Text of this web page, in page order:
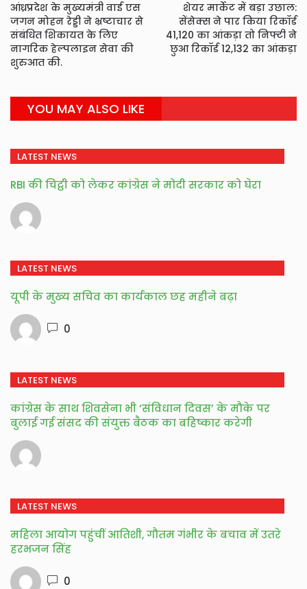
आंध्रप्रदेश के मुख्यमंत्री वाई एस
जगन मोहन रेड्डी ने भ्रष्टाचार से
संबंधित शिकायत के लिए
नागरिक हेल्पलाइन सेवा की
शुरुआत की.
शेयर मार्केट में बड़ा उछाल:
सेंसेक्स ने पार किया रिकॉर्ड
41,120 का आंकड़ा तो निफ्टी ने
छुआ रिकॉर्ड 12,132 का आंकड़ा
YOU MAY ALSO LIKE
LATEST NEWS
RBI की चिट्ठी को लेकर कांग्रेस ने मोदी सरकार को घेरा
LATEST NEWS
यूपी के मुख्य सचिव का कार्यकाल छह महीने बढ़ा
0
LATEST NEWS
कांग्रेस के साथ शिवसेना भी ‘संविधान दिवस’ के मौके पर
बुलाई गई संसद की संयुक्त बैठक का बहिष्कार करेगी
LATEST NEWS
महिला आयोग पहुंचीं आतिशी, गौतम गंभीर के बचाव में उतरे
हरभजन सिंह
0